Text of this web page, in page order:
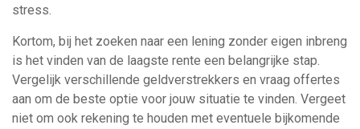
stress.
Kortom, bij het zoeken naar een lening zonder eigen inbreng
is het vinden van de laagste rente een belangrijke stap.
Vergelijk verschillende geldverstrekkers en vraag offertes
aan om de beste optie voor jouw situatie te vinden. Vergeet
niet om ook rekening te houden met eventuele bijkomende